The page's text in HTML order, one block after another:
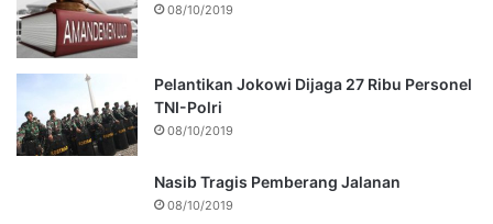
08/10/2019
Pelantikan Jokowi Dijaga 27 Ribu Personel
TNI-Polri
08/10/2019
Nasib Tragis Pemberang Jalanan
08/10/2019